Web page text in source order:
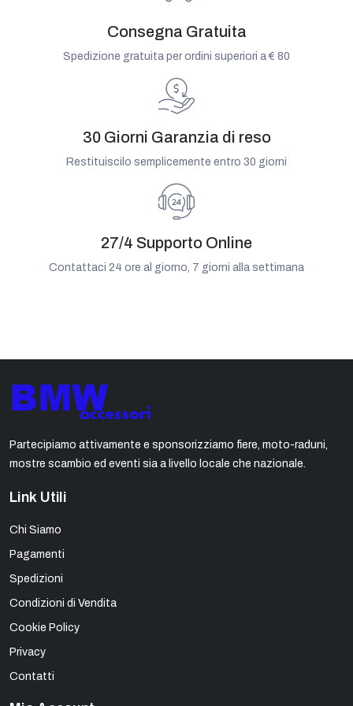
Consegna Gratuita
Spedizione gratuita per ordini superiori a € 80
30 Giorni Garanzia di reso
Restituiscilo semplicemente entro 30 giorni
27/4 Supporto Online
Contattaci 24 ore al giorno, 7 giorni alla settimana
Partecipiamo attivamente e sponsorizziamo fiere, moto-raduni,
mostre scambio ed eventi sia a livello locale che nazionale.
Link Utili
Chi Siamo
Pagamenti
Spedizioni
Condizioni di Vendita
Cookie Policy
Privacy
Contatti